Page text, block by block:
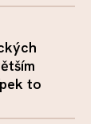
to